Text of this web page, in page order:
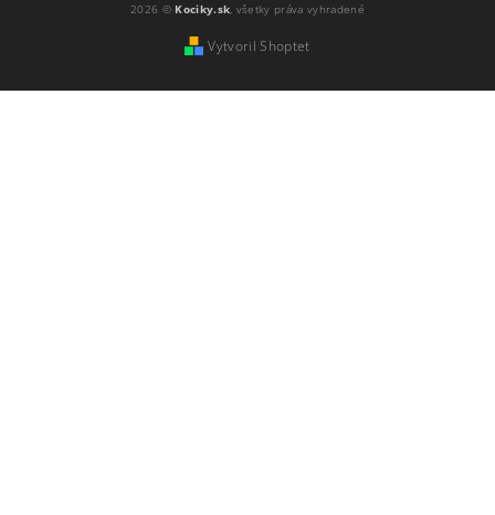
2026 © Kociky.sk, všetky práva vyhradené
Vytvoril Shoptet